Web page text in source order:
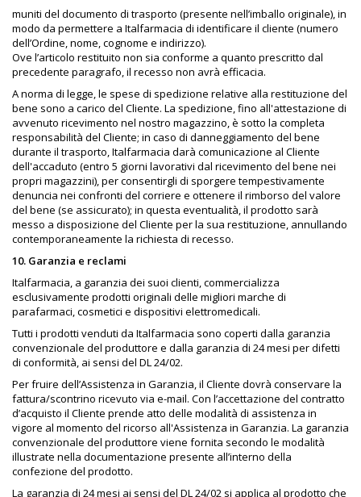
muniti del documento di trasporto (presente nell’imballo originale), in
modo da permettere a Italfarmacia di identificare il cliente (numero
dell’Ordine, nome, cognome e indirizzo).
Ove l’articolo restituito non sia conforme a quanto prescritto dal
precedente paragrafo, il recesso non avrà efficacia.
A norma di legge, le spese di spedizione relative alla restituzione del
bene sono a carico del Cliente. La spedizione, fino all'attestazione di
avvenuto ricevimento nel nostro magazzino, è sotto la completa
responsabilità del Cliente; in caso di danneggiamento del bene
durante il trasporto, Italfarmacia darà comunicazione al Cliente
dell'accaduto (entro 5 giorni lavorativi dal ricevimento del bene nei
propri magazzini), per consentirgli di sporgere tempestivamente
denuncia nei confronti del corriere e ottenere il rimborso del valore
del bene (se assicurato); in questa eventualità, il prodotto sarà
messo a disposizione del Cliente per la sua restituzione, annullando
contemporaneamente la richiesta di recesso.
10. Garanzia e reclami
Italfarmacia, a garanzia dei suoi clienti, commercializza
esclusivamente prodotti originali delle migliori marche di
parafarmaci, cosmetici e dispositivi elettromedicali.
Tutti i prodotti venduti da Italfarmacia sono coperti dalla garanzia
convenzionale del produttore e dalla garanzia di 24 mesi per difetti
di conformità, ai sensi del DL 24/02.
Per fruire dell’Assistenza in Garanzia, il Cliente dovrà conservare la
fattura/scontrino ricevuto via e-mail. Con l’accettazione del contratto
d’acquisto il Cliente prende atto delle modalità di assistenza in
vigore al momento del ricorso all'Assistenza in Garanzia. La garanzia
convenzionale del produttore viene fornita secondo le modalità
illustrate nella documentazione presente all’interno della
confezione del prodotto.
La garanzia di 24 mesi ai sensi del DL 24/02 si applica al prodotto che